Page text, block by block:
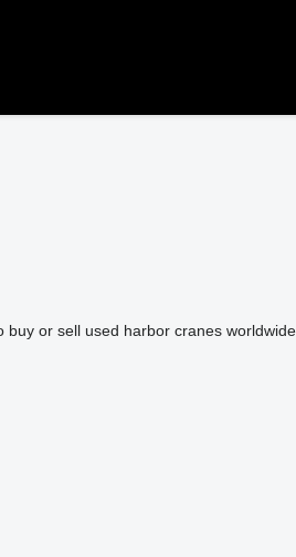
or sell used harbor cranes